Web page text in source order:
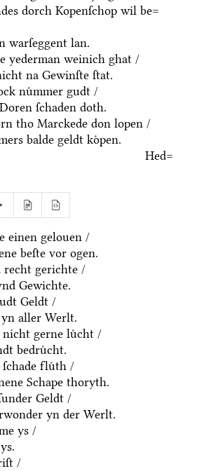
dorch Kopenſchop wil be=
warſeggent lan.
yederman weinich ghat /
na Gewinſte ſtat.
nuͤmmer gudt /
ſchaden doth.
tho Marckede don lopen /
balde geldt koͤpen.
Hed=
einen gelouen /
beſte vor ogen.
recht gerichte /
Gewichte.
Geldt /
aller Werlt.
nicht gerne luͤcht /
bedruͤcht.
fluͤth /
Schape thoryth.
Geldt /
yn der Werlt.
ys /
/